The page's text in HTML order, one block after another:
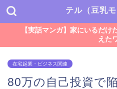
テル（豆乳
【実話マンガ】家にいるだ
えた
在宅起業・ビジネス関連
80万の自己投資で